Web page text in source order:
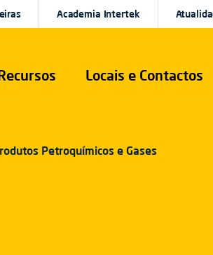
Locais e Contactos
Academia Intertek
Petroquímicos e Gases